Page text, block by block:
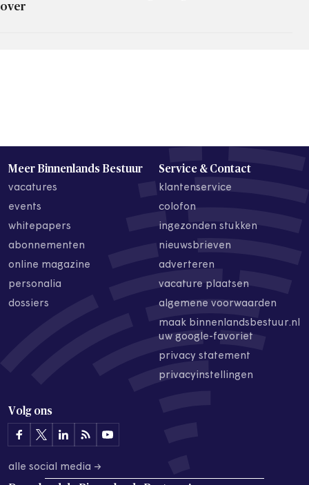
over
Meer Binnenlands Bestuur
vacatures
events
whitepapers
abonnementen
online magazine
personalia
dossiers
Service & Contact
klantenservice
colofon
ingezonden stukken
nieuwsbrieven
adverteren
vacature plaatsen
algemene voorwaarden
maak binnenlandsbestuur.nl
uw google-favoriet
privacy statement
privacyinstellingen
Volg ons
alle social media →